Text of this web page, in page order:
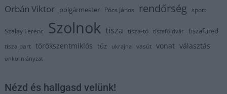
Orbán Viktor polgármester Pócs János rendőrség sport
Szalay Ferenc Szolnok tisza tisza-tó tiszaföldvár tiszafüred
tisza part törökszentmiklós tűz ukrajna vasút vonat választás
önkormányzat
Nézd és hallgasd velünk!